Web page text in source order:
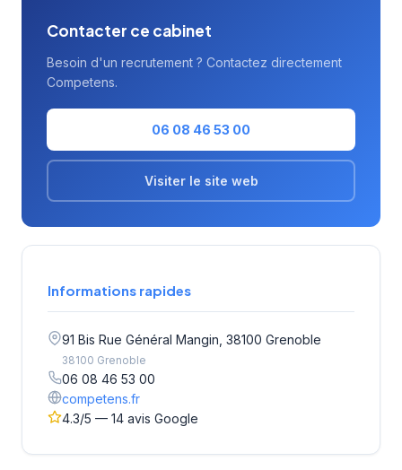
Contacter ce cabinet
Besoin d'un recrutement ? Contactez directement
Competens.
06 08 46 53 00
Visiter le site web
Informations rapides
91 Bis Rue Général Mangin, 38100 Grenoble
38100 Grenoble
06 08 46 53 00
competens.fr
4.3/5 — 14 avis Google